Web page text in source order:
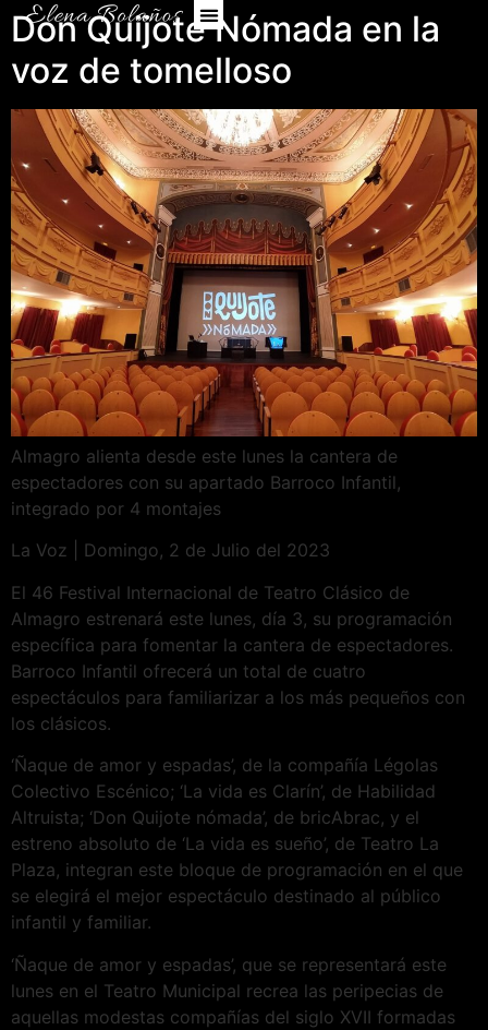
Don Quijote Nómada en la
voz de tomelloso
Almagro alienta desde este lunes la cantera de
espectadores con su apartado Barroco Infantil,
integrado por 4 montajes
La Voz | Domingo, 2 de Julio del 2023
El 46 Festival Internacional de Teatro Clásico de
Almagro estrenará este lunes, día 3, su programación
específica para fomentar la cantera de espectadores.
Barroco Infantil ofrecerá un total de cuatro
espectáculos para familiarizar a los más pequeños con
los clásicos.
‘Ñaque de amor y espadas’, de la compañía Légolas
Colectivo Escénico; ‘La vida es Clarín’, de Habilidad
Altruista; ‘Don Quijote nómada’, de bricAbrac, y el
estreno absoluto de ‘La vida es sueño’, de Teatro La
Plaza, integran este bloque de programación en el que
se elegirá el mejor espectáculo destinado al público
infantil y familiar.
‘Ñaque de amor y espadas’, que se representará este
lunes en el Teatro Municipal recrea las peripecias de
aquellas modestas compañías del siglo XVII formadas